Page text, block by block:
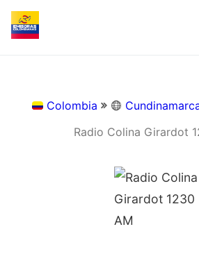
Colombia
Radio Colina Girardot